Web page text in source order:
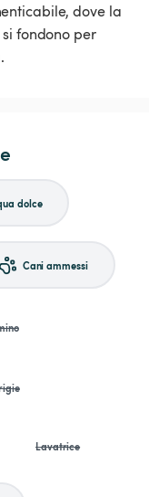
dove la
fondono per
dolce
Cani ammessi
Lavatrice